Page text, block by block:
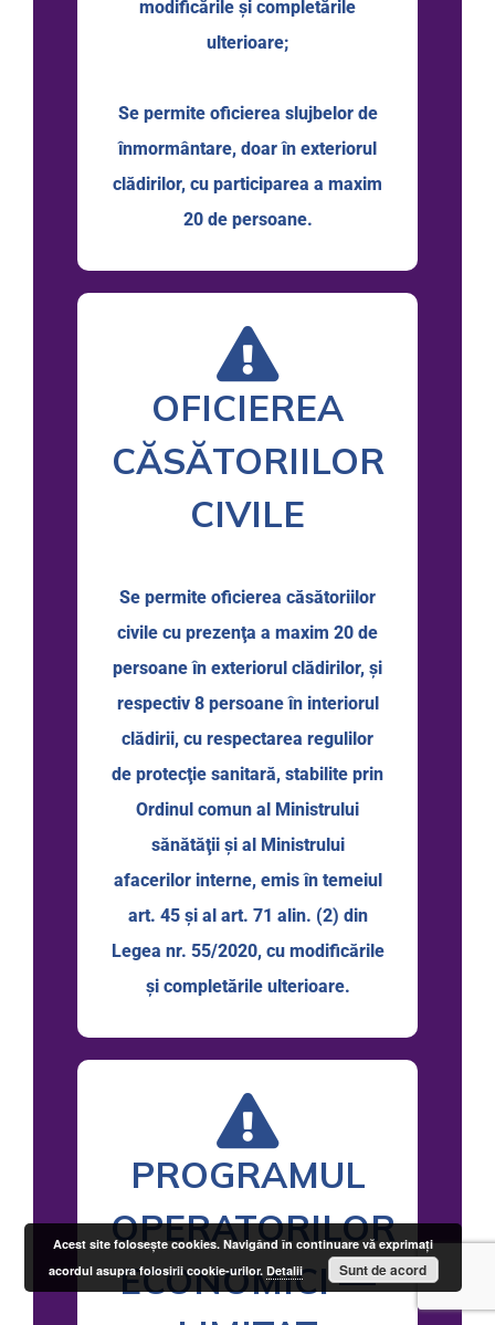
modificările şi completările
ulterioare;
Se permite oficierea slujbelor de
înmormântare, doar în exteriorul
clădirilor, cu participarea a maxim
20 de persoane.
OFICIEREA
CĂSĂTORIILOR
CIVILE
Se permite oficierea căsătoriilor
civile cu prezenţa a maxim 20 de
persoane în exteriorul clădirilor, și
respectiv 8 persoane în interiorul
clădirii, cu respectarea regulilor
de protecţie sanitară, stabilite prin
Ordinul comun al Ministrului
sănătăţii şi al Ministrului
afacerilor interne, emis în temeiul
art. 45 şi al art. 71 alin. (2) din
Legea nr. 55/2020, cu modificările
şi completările ulterioare.
PROGRAMUL
OPERATORILOR
ECONOMICI —
Acest site foloseşte cookies. Navigând în continuare vă exprimaţi
acordul asupra folosirii cookie-urilor. Detalii Sunt de acord